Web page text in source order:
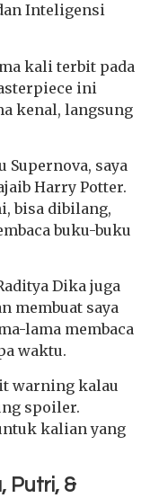
Inteligensi
kali terbit pada
ini
kenal, langsung
saya
Harry Potter.
bisa dibilang,
buku-buku
Dika juga
membuat saya
lama membaca
waktu.
warning kalau
spoiler.
kalian yang
Putri, &